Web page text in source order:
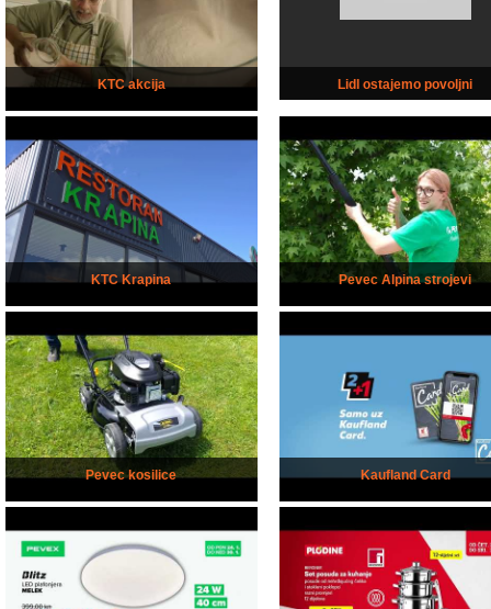
KTC akcija Lidl ostajemo povoljni
KTC Krapina Pevec Alpina strojevi
Pevec kosilice Kaufland Card